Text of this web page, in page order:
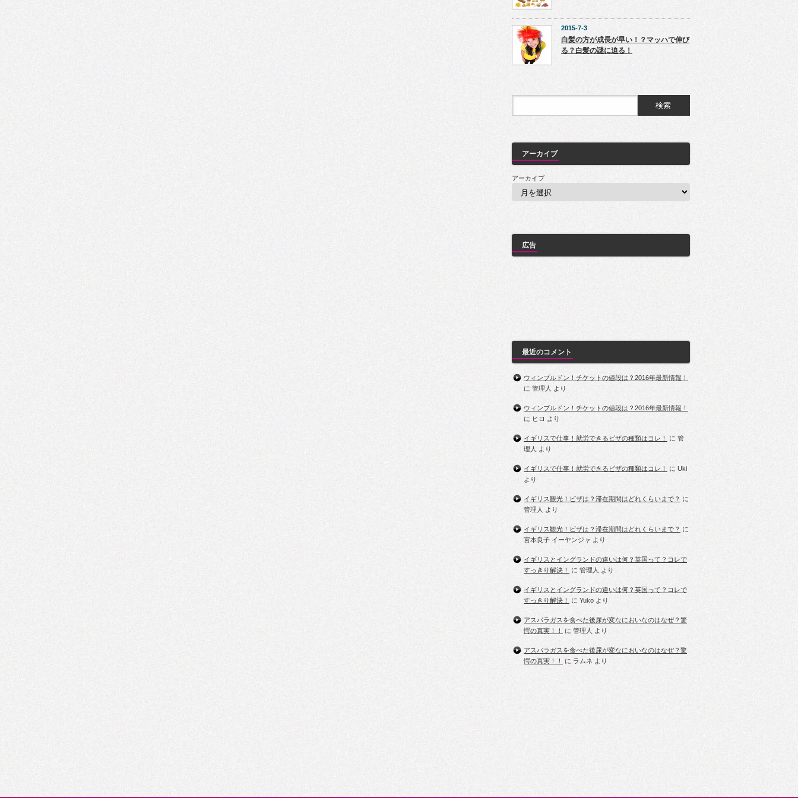
2015-7-3
白髪の方が成長が早い！？マッハで伸び
る？白髪の謎に迫る！
アーカイブ
アーカイブ
広告
最近のコメント
ウィンブルドン！チケットの値段は？2016年最新情報！
に 管理人 より
ウィンブルドン！チケットの値段は？2016年最新情報！
に ヒロ より
イギリスで仕事！就労できるビザの種類はコレ！ に 管
理人
より
イギリスで仕事！就労できるビザの種類はコレ！ に Uki
より
イギリス観光！ビザは？滞在期間はどれくらいまで？ に
管理人
より
イギリス観光！ビザは？滞在期間はどれくらいまで？ に
宮本良子 イーヤンジャ より
イギリスとイングランドの違いは何？英国って？コレで
すっきり解決！
に 管理人 より
イギリスとイングランドの違いは何？英国って？コレで
すっきり解決！
に Yuko より
アスパラガスを食べた後尿が変なにおいなのはなぜ？驚
愕の真実！！
に 管理人 より
アスパラガスを食べた後尿が変なにおいなのはなぜ？驚
愕の真実！！
に ラムネ より